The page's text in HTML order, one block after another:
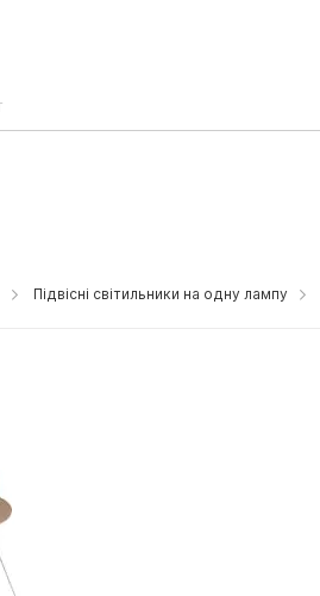
Підвісні світильники на одну лампу